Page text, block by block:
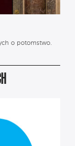
o potomstwo.